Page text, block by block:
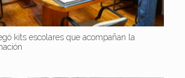
kits escolares que acompañan la